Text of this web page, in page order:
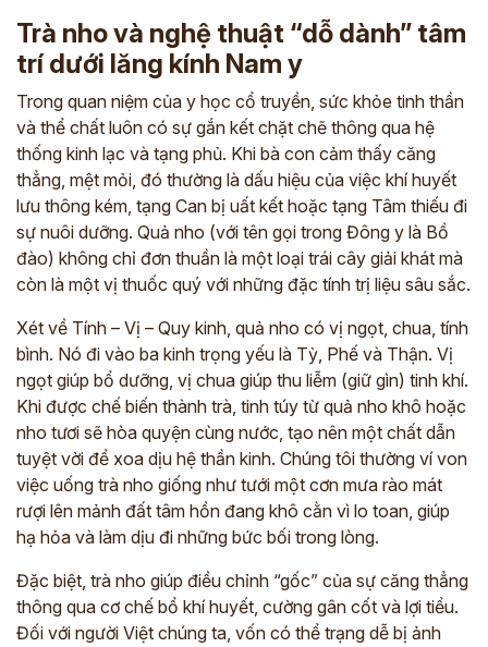
Trà nho và nghệ thuật “dỗ dành” tâm
trí dưới lăng kính Nam y
Trong quan niệm của y học cổ truyền, sức khỏe tinh thần
và thể chất luôn có sự gắn kết chặt chẽ thông qua hệ
thống kinh lạc và tạng phủ. Khi bà con cảm thấy căng
thẳng, mệt mỏi, đó thường là dấu hiệu của việc khí huyết
lưu thông kém, tạng Can bị uất kết hoặc tạng Tâm thiếu đi
sự nuôi dưỡng. Quả nho (với tên gọi trong Đông y là Bồ
đào) không chỉ đơn thuần là một loại trái cây giải khát mà
còn là một vị thuốc quý với những đặc tính trị liệu sâu sắc.
Xét về Tính – Vị – Quy kinh, quả nho có vị ngọt, chua, tính
bình. Nó đi vào ba kinh trọng yếu là Tỳ, Phế và Thận. Vị
ngọt giúp bổ dưỡng, vị chua giúp thu liễm (giữ gìn) tinh khí.
Khi được chế biến thành trà, tinh túy từ quả nho khô hoặc
nho tươi sẽ hòa quyện cùng nước, tạo nên một chất dẫn
tuyệt vời để xoa dịu hệ thần kinh. Chúng tôi thường ví von
việc uống trà nho giống như tưới một cơn mưa rào mát
rượi lên mảnh đất tâm hồn đang khô cằn vì lo toan, giúp
hạ hỏa và làm dịu đi những bức bối trong lòng.
Đặc biệt, trà nho giúp điều chỉnh “gốc” của sự căng thẳng
thông qua cơ chế bổ khí huyết, cường gân cốt và lợi tiểu.
Đối với người Việt chúng ta, vốn có thể trạng dễ bị ảnh